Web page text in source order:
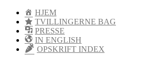
HJEM
TVILLINGERNE BAG
PRESSE
IN ENGLISH
OPSKRIFT INDEX